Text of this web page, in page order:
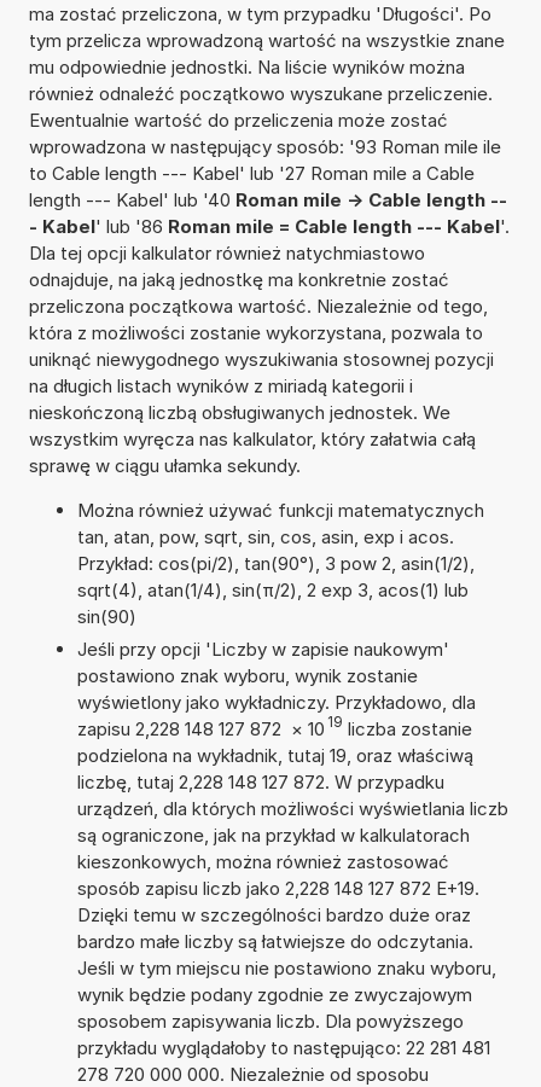
ma zostać przeliczona, w tym przypadku 'Długości'. Po
tym przelicza wprowadzoną wartość na wszystkie znane
mu odpowiednie jednostki. Na liście wyników można
również odnaleźć początkowo wyszukane przeliczenie.
Ewentualnie wartość do przeliczenia może zostać
wprowadzona w następujący sposób: '93 Roman mile ile
to Cable length --- Kabel' lub '27 Roman mile a Cable
length --- Kabel' lub '40 Roman mile -> Cable length --
- Kabel' lub '86 Roman mile = Cable length --- Kabel'.
Dla tej opcji kalkulator również natychmiastowo
odnajduje, na jaką jednostkę ma konkretnie zostać
przeliczona początkowa wartość. Niezależnie od tego,
która z możliwości zostanie wykorzystana, pozwala to
uniknąć niewygodnego wyszukiwania stosownej pozycji
na długich listach wyników z miriadą kategorii i
nieskończoną liczbą obsługiwanych jednostek. We
wszystkim wyręcza nas kalkulator, który załatwia całą
sprawę w ciągu ułamka sekundy.
Można również używać funkcji matematycznych
tan, atan, pow, sqrt, sin, cos, asin, exp i acos.
Przykład: cos(pi/2), tan(90°), 3 pow 2, asin(1/2),
sqrt(4), atan(1/4), sin(π/2), 2 exp 3, acos(1) lub
sin(90)
Jeśli przy opcji 'Liczby w zapisie naukowym'
postawiono znak wyboru, wynik zostanie
wyświetlony jako wykładniczy. Przykładowo, dla
zapisu 2,228 148 127 872 × 10 19 liczba zostanie
podzielona na wykładnik, tutaj 19, oraz właściwą
liczbę, tutaj 2,228 148 127 872. W przypadku
urządzeń, dla których możliwości wyświetlania liczb
są ograniczone, jak na przykład w kalkulatorach
kieszonkowych, można również zastosować
sposób zapisu liczb jako 2,228 148 127 872 E+19.
Dzięki temu w szczególności bardzo duże oraz
bardzo małe liczby są łatwiejsze do odczytania.
Jeśli w tym miejscu nie postawiono znaku wyboru,
wynik będzie podany zgodnie ze zwyczajowym
sposobem zapisywania liczb. Dla powyższego
przykładu wyglądałoby to następująco: 22 281 481
278 720 000 000. Niezależnie od sposobu